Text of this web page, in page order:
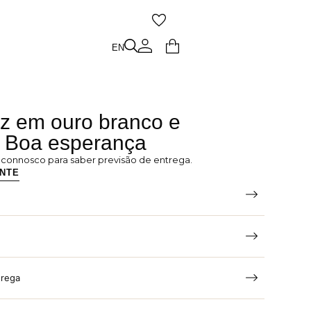
EN
em ouro branco e
esperança
para saber previsão de entrega.